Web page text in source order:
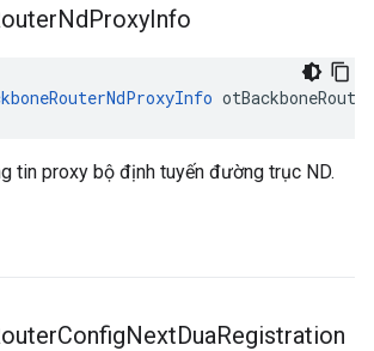
NdProxyInfo
tin proxy bộ định tuyến đường trục ND.
ConfigNextDuaRegistration